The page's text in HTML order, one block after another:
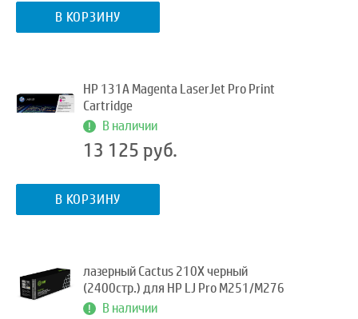
В КОРЗИНУ
HP 131A Magenta LaserJet Pro Print
Cartridge
В наличии
13 125 руб.
В КОРЗИНУ
лазерный Cactus 210X черный
(2400стр.) для HP LJ Pro M251/M276
В наличии